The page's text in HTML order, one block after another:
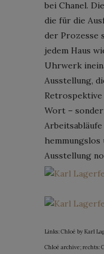
bei Chanel.
die für die
der Prozesse
jedem Haus
Uhrwerk
Ausstellung,
Wort –
Ausstellung
Links: Chloé by Karl
Chloé archive; rechts: